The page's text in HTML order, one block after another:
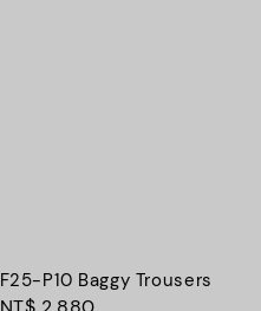
F25-P10 Baggy Trousers